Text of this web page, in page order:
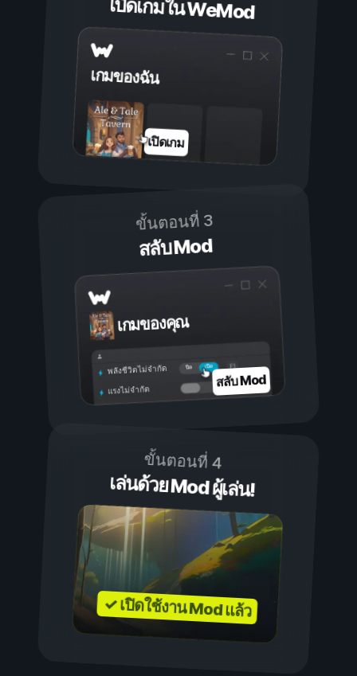
เปิดเกมใน WeMod
เกมของฉัน
เปิดเกม
ขั้นตอนที่ 3
สลับ Mod
เกมของคุณ
เปิด
ปิด
พลังชีวิตไม่จำกัด
แรงไม่จำกัด สลับ Mod
ขั้นตอนที่ 4
เล่นด้วย Mod ผู้เล่น!
✓ เปิดใช้งาน Mod แล้ว